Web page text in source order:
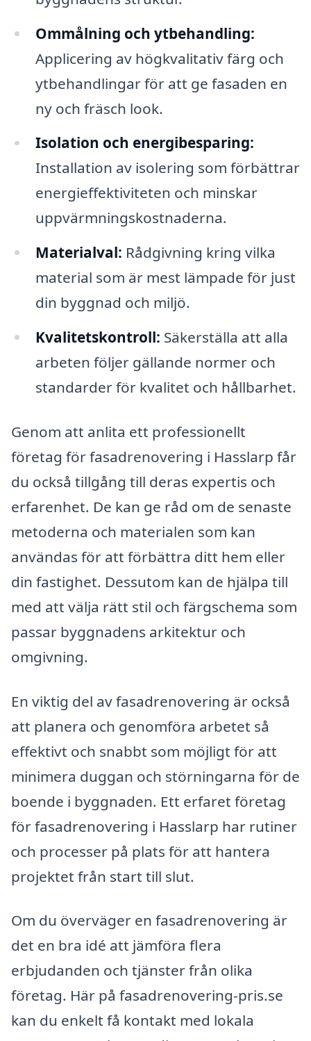
Ommålning och ytbehandling:
Applicering av högkvalitativ färg och
ytbehandlingar för att ge fasaden en
ny och fräsch look.
Isolation och energibesparing:
Installation av isolering som förbättrar
energieffektiviteten och minskar
uppvärmningskostnaderna.
Materialval: Rådgivning kring vilka
material som är mest lämpade för just
din byggnad och miljö.
Kvalitetskontroll: Säkerställa att alla
arbeten följer gällande normer och
standarder för kvalitet och hållbarhet.
Genom att anlita ett professionellt
företag för fasadrenovering i Hasslarp får
du också tillgång till deras expertis och
erfarenhet. De kan ge råd om de senaste
metoderna och materialen som kan
användas för att förbättra ditt hem eller
din fastighet. Dessutom kan de hjälpa till
med att välja rätt stil och färgschema som
passar byggnadens arkitektur och
omgivning.
En viktig del av fasadrenovering är också
att planera och genomföra arbetet så
effektivt och snabbt som möjligt för att
minimera duggan och störningarna för de
boende i byggnaden. Ett erfaret företag
för fasadrenovering i Hasslarp har rutiner
och processer på plats för att hantera
projektet från start till slut.
Om du överväger en fasadrenovering är
det en bra idé att jämföra flera
erbjudanden och tjänster från olika
företag. Här på fasadrenovering-pris.se
kan du enkelt få kontakt med lokala